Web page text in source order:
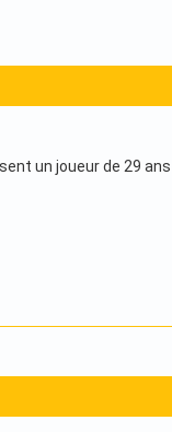
un joueur de 29